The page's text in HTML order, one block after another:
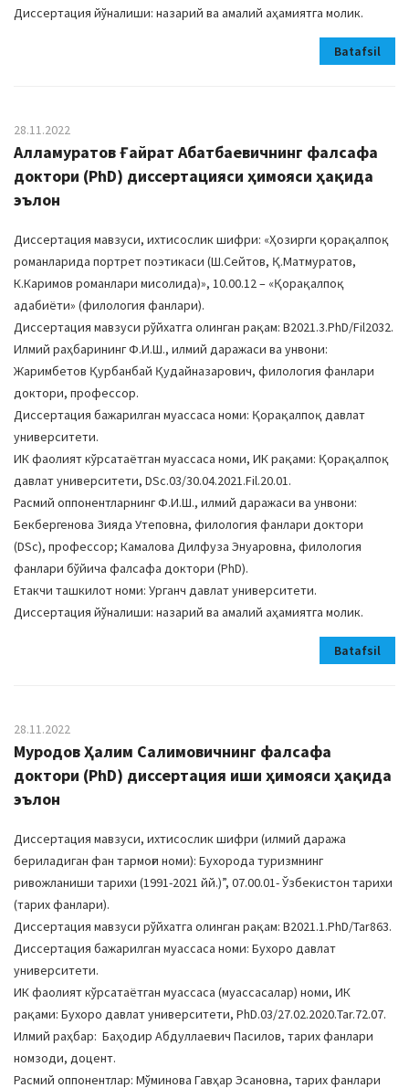
Диссертация йўналиши: назарий ва амалий аҳамиятга молик.
Batafsil
28.11.2022
Алламуратов Ғайрат Абатбаевичнинг фалсафа
доктори (PhD) диссертацияси ҳимояси ҳақида
эълон
Диссертация мавзуси, ихтисослик шифри: «Ҳозирги қорақалпоқ
романларида портрет поэтикаси (Ш.Сейтов, Қ.Матмуратов,
К.Каримов романлари мисолида)», 10.00.12 – «Қорақалпоқ
адабиёти» (филология фанлари).
Диссертация мавзуси рўйхатга олинган рақам: В2021.3.PhD/Fil2032.
Илмий раҳбарининг Ф.И.Ш., илмий даражаси ва унвони:
Жаримбетов Қурбанбай Қудайназарович, филология фанлари
доктори, профессор.
Диссертация бажарилган муассаса номи: Қорақалпоқ давлат
университети.
ИК фаолият кўрсатаётган муассаса номи, ИК рақами: Қорақалпоқ
давлат университети, DSc.03/30.04.2021.Fil.20.01.
Расмий оппонентларнинг Ф.И.Ш., илмий даражаси ва унвони:
Бекбергенова Зияда Утеповна, филология фанлари доктори
(DSc), профессор; Камалова Дилфуза Энуаровна, филология
фанлари бўйича фалсафа доктори (PhD).
Етакчи ташкилот номи: Урганч давлат университети.
Диссертация йўналиши: назарий ва амалий аҳамиятга молик.
Batafsil
28.11.2022
Mуродов Ҳалим Салимовичнинг фалсафа
доктори (PhD) диссертация иши ҳимояси ҳақида
эълон
Диссертация мавзуси, ихтисослик шифри (илмий даража
бериладиган фан тармоғи номи): Бухорода туризмнинг
ривожланиши тарихи (1991-2021 йй.)”, 07.00.01- Ўзбекистон тарихи
(тарих фанлари).
Диссертация мавзуси рўйхатга олинган рақам: B2021.1.PhD/Tar863.
Диссертация бажарилган муассаса номи: Бухоро давлат
университети.
ИК фаолият кўрсатаётган муассаса (муассасалар) номи, ИК
рақами: Бухоро давлат университети, PhD.03/27.02.2020.Таr.72.07.
Илмий раҳбар: Баҳодир Абдуллаевич Пасилов, тарих фанлари
номзоди, доцент.
Расмий оппонентлар: Мўминова Гавҳар Эсановна, тарих фанлари